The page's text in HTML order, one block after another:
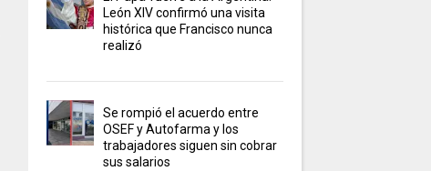
León XIV confirmó una visita
histórica que Francisco nunca
realizó
Se rompió el acuerdo entre
OSEF y Autofarma y los
trabajadores siguen sin cobrar
sus salarios